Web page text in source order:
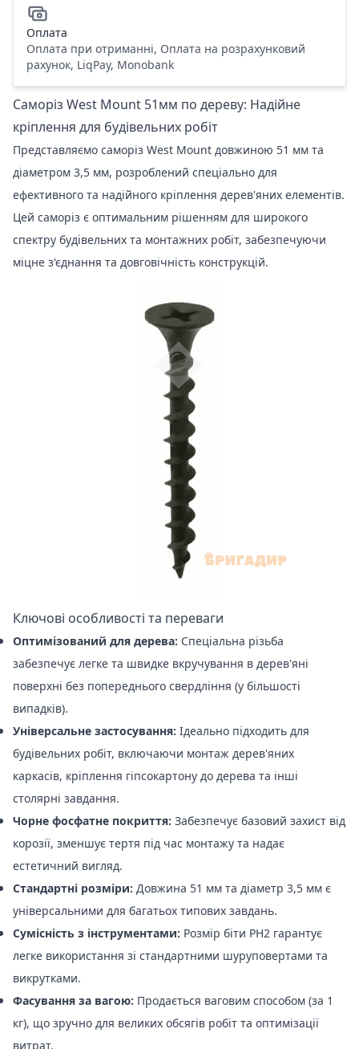
Оплата
Оплата при отриманні, Оплата на розрахунковий
рахунок, LiqPay, Monobank
Саморіз West Mount 51мм по дереву: Надійне
кріплення для будівельних робіт
Представляємо саморіз West Mount довжиною 51 мм та
діаметром 3,5 мм, розроблений спеціально для
ефективного та надійного кріплення дерев'яних елементів.
Цей саморіз є оптимальним рішенням для широкого
спектру будівельних та монтажних робіт, забезпечуючи
міцне з'єднання та довговічність конструкцій.
Ключові особливості та переваги
Оптимізований для дерева: Спеціальна різьба
забезпечує легке та швидке вкручування в дерев'яні
поверхні без попереднього свердління (у більшості
випадків).
Універсальне застосування: Ідеально підходить для
будівельних робіт, включаючи монтаж дерев'яних
каркасів, кріплення гіпсокартону до дерева та інші
столярні завдання.
Чорне фосфатне покриття: Забезпечує базовий захист від
корозії, зменшує тертя під час монтажу та надає
естетичний вигляд.
Стандартні розміри: Довжина 51 мм та діаметр 3,5 мм є
універсальними для багатьох типових завдань.
Сумісність з інструментами: Розмір біти PH2 гарантує
легке використання зі стандартними шуруповертами та
викрутками.
Фасування за вагою: Продається ваговим способом (за 1
кг), що зручно для великих обсягів робіт та оптимізації
витрат.